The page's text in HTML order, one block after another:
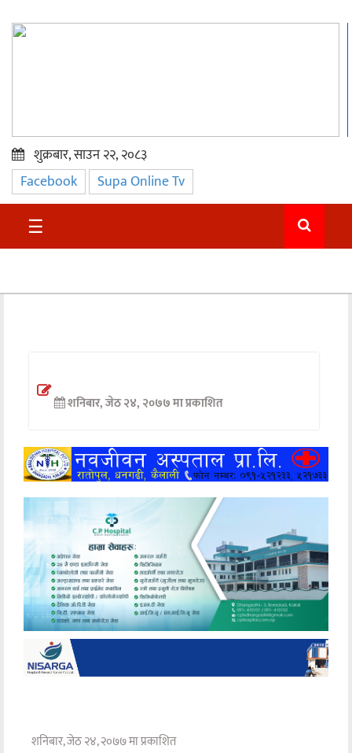
प्रमुख
समाचार
सुदुर
अन्तर्वार्ता
खेलकुद
मनोरञ्जन
अन्य
शुक्रबार, साउन २२, २०८३
Facebook Supa Online Tv
☰
शनिबार, जेठ २४, २०७७ मा प्रकाशित
शनिबार, जेठ २४, २०७७ मा प्रकाशित